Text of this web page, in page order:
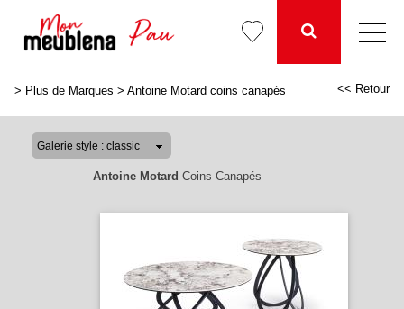
> Plus de Marques > Antoine Motard coins canapés << Retour
Antoine Motard Coins Canapés